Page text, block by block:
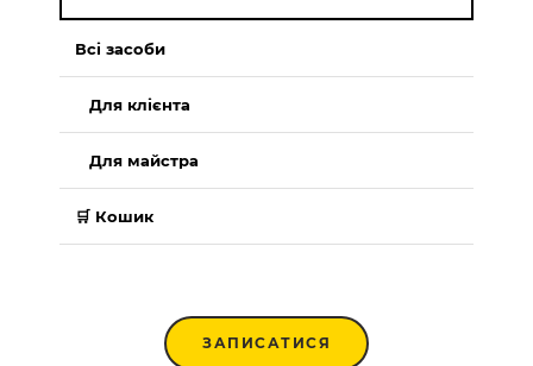
Всі засоби
Для клієнта
Для майстра
🛒 Кошик
ЗАПИСАТИСЯ